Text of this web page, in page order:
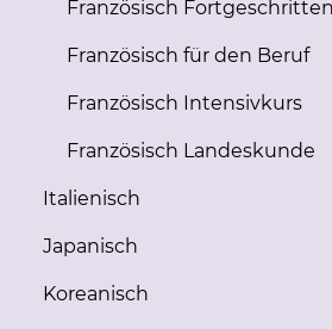
Französisch
Französisch für den Beruf
Französisch Intensivkurs
Französisch Landeskunde
Italienisch
Japanisch
Koreanisch